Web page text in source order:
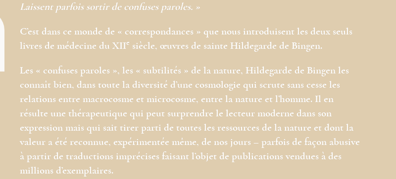
Laissent parfois sortir de confuses paroles. »
C’est dans ce monde de « correspondances » que nous introduisent les deux seuls
livres de médecine du XIIe siècle, œuvres de sainte Hildegarde de Bingen.
Les « confuses paroles », les « subtilités » de la nature, Hildegarde de Bingen les
connaît bien, dans toute la diversité d’une cosmologie qui scrute sans cesse les
relations entre macrocosme et microcosme, entre la nature et l’homme. Il en
résulte une thérapeutique qui peut surprendre le lecteur moderne dans son
expression mais qui sait tirer parti de toutes les ressources de la nature et dont la
valeur a été reconnue, expérimentée même, de nos jours – parfois de façon abusive
à partir de traductions imprécises faisant l’objet de publications vendues à des
millions d’exemplaires.